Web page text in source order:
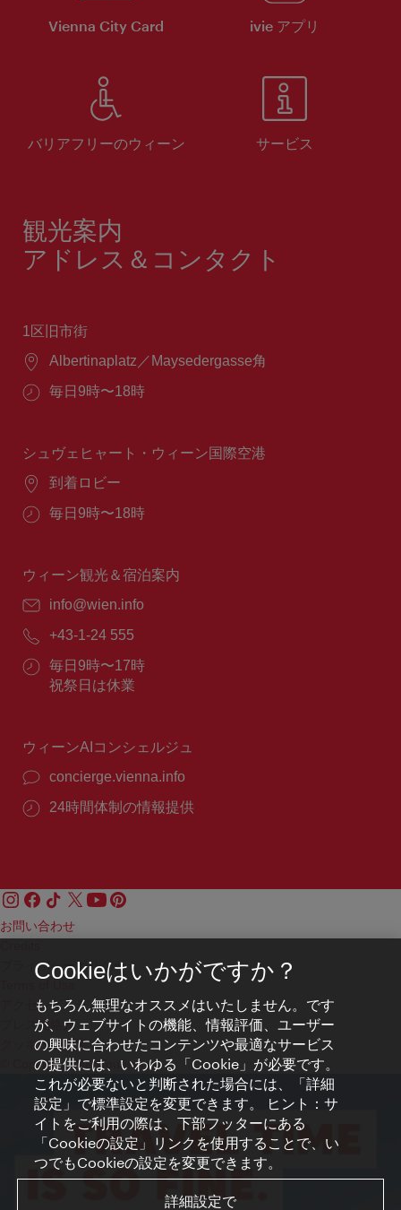
Vienna City Card ivie アプリ
バリアフリーのウィーン サービス
観光案内
アドレス＆コンタクト
1区旧市街
場
Albertinaplatz／Maysedergasse角
営
間：
毎日9時〜18時
シュヴェヒャート・ウィーン国際空港
場
到着ロビー
営
間：
毎日9時〜18時
ウィーン観光＆宿泊案内
E
ー
ル：
info@wien.info
電
番
号：
+43-1-24 555
営
業
毎日9時〜17時
祝祭日は休業
ウィーンAIコンシェルジュ
concierge.vienna.info
24時間体制の情報提供
お問い合わせ
プライバシーポリシー
アクセシビリティ
プレス連絡先
クッキーの設定
© Copyright WienTourismus
Cookieはいかがですか？
もちろん無理なオススメはいたしません。です
が、ウェブサイトの機能、情報評価、ユーザー
の興味に合わせたコンテンツや最適なサービス
の提供には、いわゆる「Cookie」が必要です。
これが必要ないと判断された場合には、「詳細
設定」で標準設定を変更できます。 ヒント：サ
イトをご利用の際は、下部フッターにある
「Cookieの設定」リンクを使用することで、い
つでもCookieの設定を変更できます。
詳細設定で